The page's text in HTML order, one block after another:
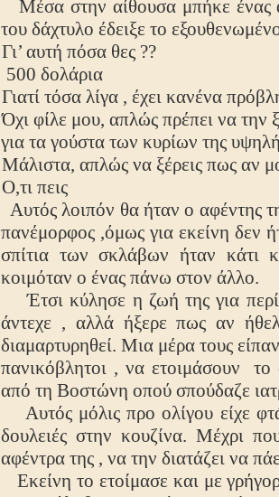
Μέσα στην αίθουσα μπήκε ένας
του δάχτυλο έδειξε το
Γι’ αυτή πόσα θες ??
500 δολάρια
Γιατί τόσα λίγα , έχει κανένα
Όχι φίλε μου, απλώς πρέπει να την
για τα γούστα των κυρίων της
Μάλιστα, απλώς να ξέρεις πως αν
Ο,τι πεις
Αυτός λοιπόν θα ήταν ο αφέντης
πανέμορφος ,όμως για εκείνη δεν
σπίτια των σκλάβων ήταν κάτι
κοιμόταν ο ένας πάνω στον άλλο.
Έτσι κύλησε η ζωή της για
άντεχε , αλλά ήξερε πως αν
διαμαρτυρηθεί. Μια μέρα τους
πανικόβλητοι , να ετοιμάσουν
το
από τη Βοστώνη οπού σπούδαζε
Αυτός μόλις προoλίγου είχε
δουλειές στην κουζίνα. Μέχρι
αφέντρα της , να την διατάζει να
Εκείνη το ετοίμασε και με